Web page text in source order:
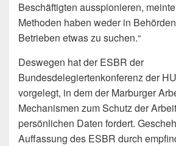
Beschäftigten ausspionieren,
Methoden haben weder in
Betrieben etwas zu suchen.“
Deswegen hat der ESBR der
Bundesdelegiertenkonferenz der
vorgelegt, in dem der Marburger
Mechanismen zum Schutz der
persönlichen Daten fordert.
Auffassung des ESBR durch